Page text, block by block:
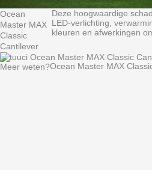
Ocean
Master MAX
Classic
Cantilever
Deze hoogwaardige
LED‑verlichting,
kleuren en afwerkingen
Meer weten?Ocean Master MAX